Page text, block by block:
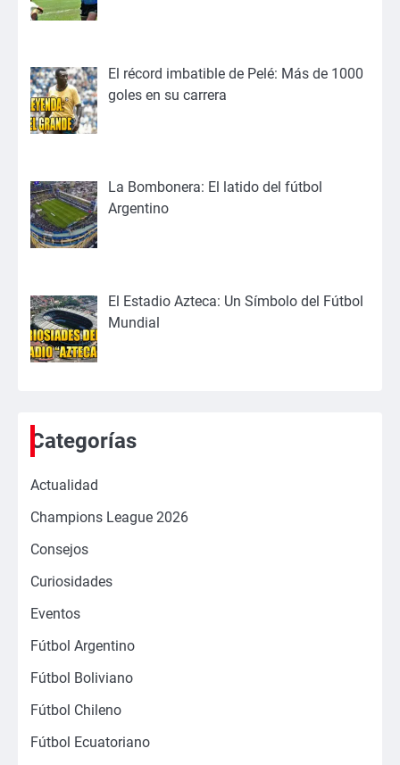
El récord imbatible de Pelé: Más de 1000
goles en su carrera
La Bombonera: El latido del fútbol
Argentino
El Estadio Azteca: Un Símbolo del Fútbol
Mundial
Categorías
Actualidad
Champions League 2026
Consejos
Curiosidades
Eventos
Fútbol Argentino
Fútbol Boliviano
Fútbol Chileno
Fútbol Ecuatoriano